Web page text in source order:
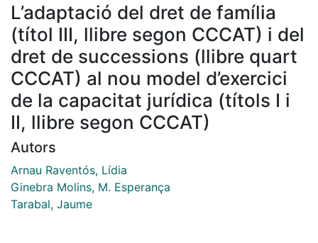
L’adaptació del dret de família
(títol III, llibre segon CCCAT) i del
dret de successions (llibre quart
CCCAT) al nou model d’exercici
de la capacitat jurídica (títols I i
II, llibre segon CCCAT)
Autors
Arnau Raventós, Lídia
Ginebra Molins, M. Esperança
Tarabal, Jaume